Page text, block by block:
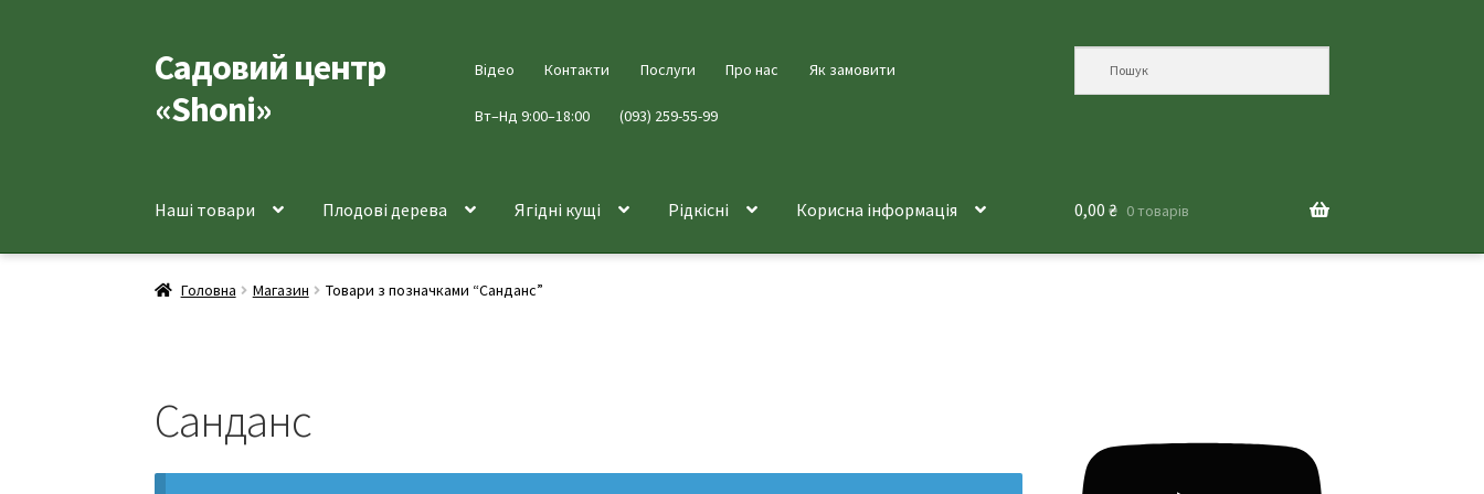
Перейти
до
навігації
Перейти
до
вмісту
Садовий центр
«Shoni»
Відео Контакти Послуги Про нас Як замовити
Вт–Нд 9:00–18:00 (093) 259-55-99
Наші товари Плодові дерева Ягідні кущі Рідкісні Корисна інформація 0,00 ₴ 0 товарів
Головна Магазин Товари з позначками “Санданс”
Санданс